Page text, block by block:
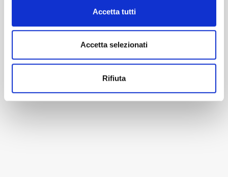
Accetta tutti
Accetta selezionati
Rifiuta